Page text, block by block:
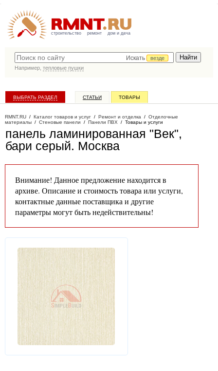
строительство ремонт дом и дача
Искать
везде
Например, тепловые пушки
ВЫБРАТЬ РАЗДЕЛ СТАТЬИ ТОВАРЫ
RMNT.RU / Каталог товаров и услуг / Ремонт и отделка / Отделочные
материалы / Стеновые панели / Панели ПВХ / Товары и услуги
панель ламинированная "Век",
бари серый. Москва
Внимание! Данное предложение находится в
архиве. Описание и стоимость товара или услуги,
контактные данные поставщика и другие
параметры могут быть недействительны!